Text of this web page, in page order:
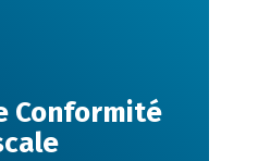
Conformité